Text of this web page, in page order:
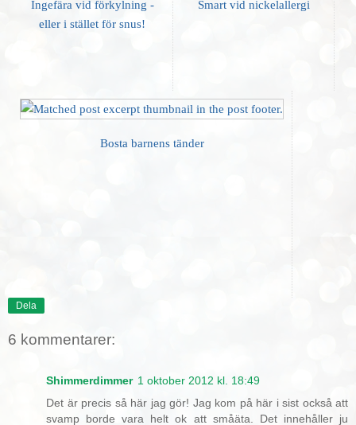
Ingefära vid förkylning -
eller i stället för snus!
Smart vid nickelallergi
Bosta barnens tänder
Dela
6 kommentarer:
Shimmerdimmer 1 oktober 2012 kl. 18:49
Det är precis så här jag gör! Jag kom på här i sist också att
svamp borde vara helt ok att småäta. Det innehåller ju